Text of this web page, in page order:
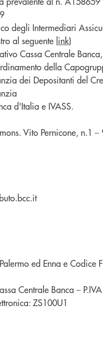
degli Intermediari
al seguente link)
Cassa Centrale
della
dei Depositanti del
d'Italia e IVASS.
Vito Pernicone, n.1
ed Enna e Codice
Centrale Banca –
ZS100U1